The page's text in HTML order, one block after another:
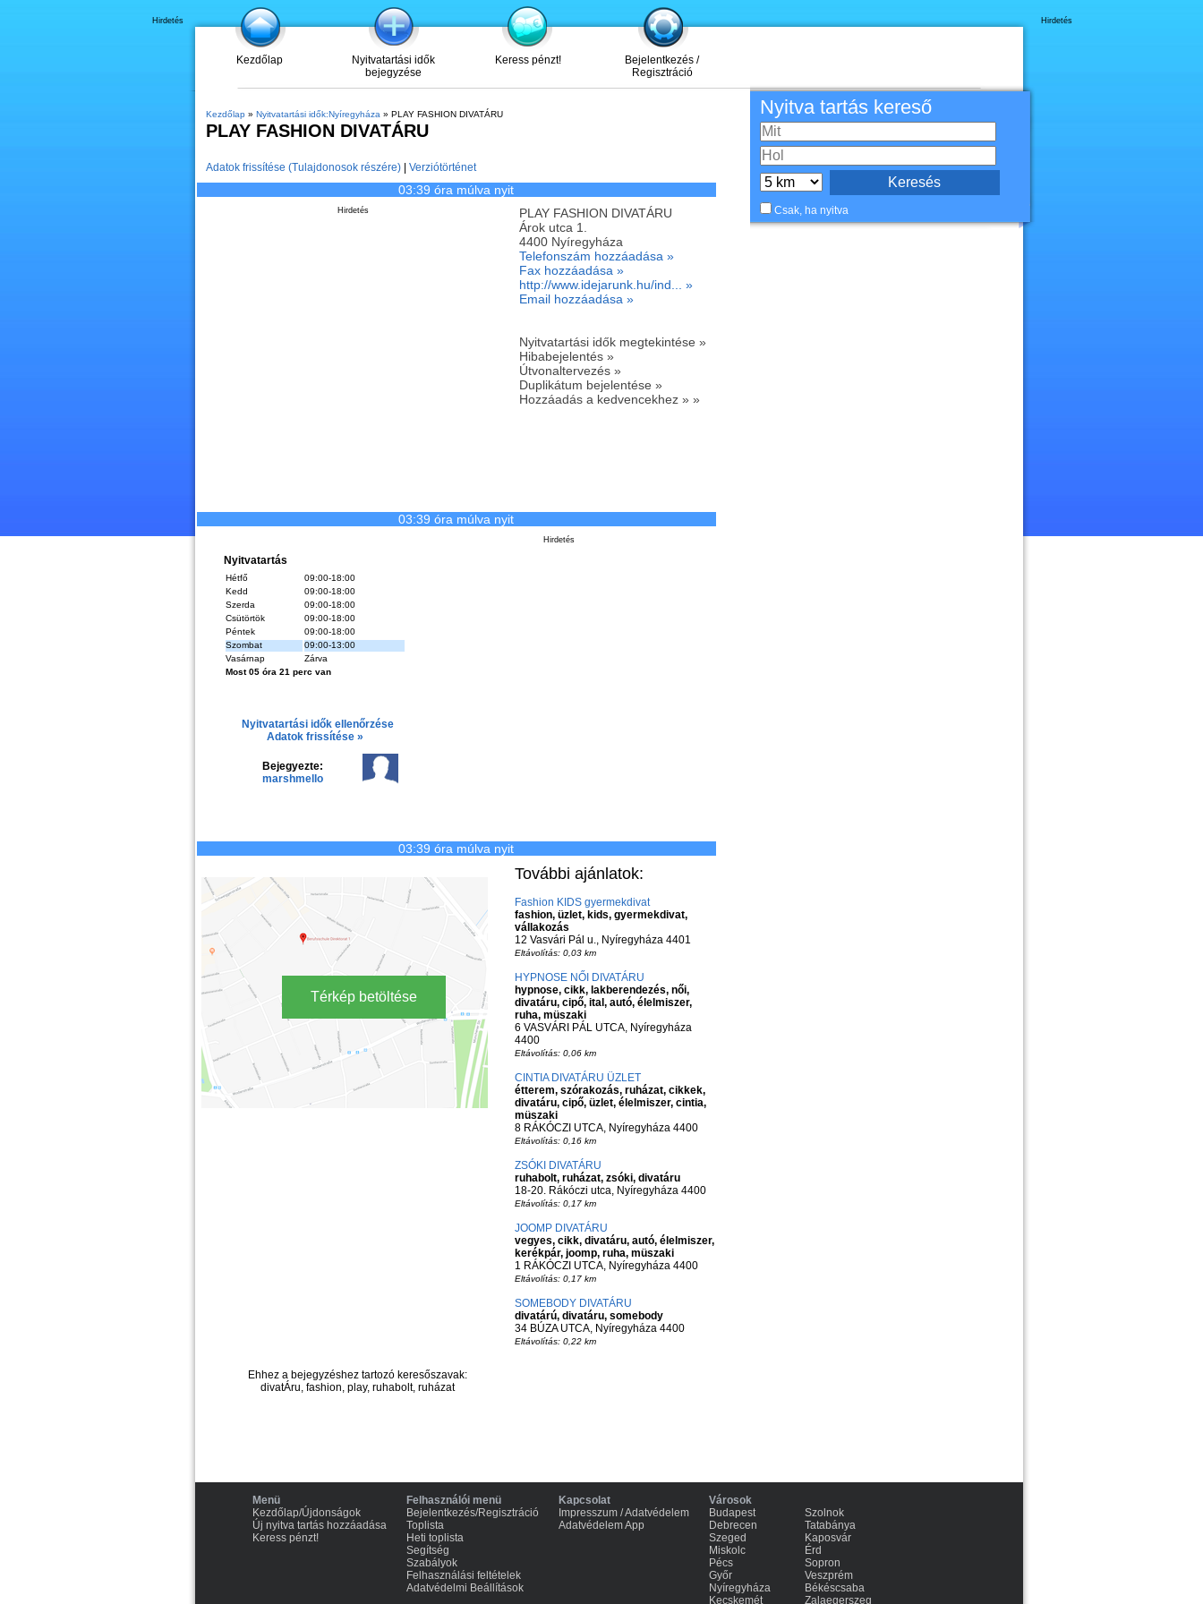
Kezdőlap
Nyitvatartási idők
bejegyzése
Keress pénzt!
Bejelentkezés /
Regisztráció
Hirdetés
Kezdőlap» Nyitvatartási idők:Nyíregyháza » PLAY FASHION DIVATÁRU
PLAY FASHION DIVATÁRU
Adatok frissítése (Tulajdonosok részére)| Verziótörténet
03:39 óra múlva nyit
PLAY FASHION DIVATÁRU
Árok utca 1.
4400 Nyíregyháza
Telefonszám hozzáadása »
Fax hozzáadása »
http://www.idejarunk.hu/ind... »
Email hozzáadása »
Nyitvatartási idők megtekintése »
Hibabejelentés »
Útvonaltervezés »
Duplikátum bejelentése »
Hozzáadás a kedvencekhez » »
Hirdetés
03:39 óra múlva nyit
Hirdetés
Nyitvatartás
Hétfő
09:00-18:00
Kedd
09:00-18:00
Szerda
09:00-18:00
Csütörtök
09:00-18:00
Péntek
09:00-18:00
Szombat
09:00-13:00
Vasárnap
Zárva
Most 05 óra 21 perc van
Nyitvatartási idők ellenőrzése
Adatok frissítése »
Bejegyezte:
marshmello
03:39 óra múlva nyit
Térkép betöltése
További ajánlatok:
Fashion KIDS gyermekdivat
fashion, üzlet, kids, gyermekdivat,
vállakozás
12 Vasvári Pál u., Nyíregyháza 4401
Eltávolítás: 0,03 km
HYPNOSE NŐI DIVATÁRU
hypnose, cikk, lakberendezés, női,
divatáru, cipő, ital, autó, élelmiszer,
ruha, müszaki
6 VASVÁRI PÁL UTCA, Nyíregyháza
4400
Eltávolítás: 0,06 km
CINTIA DIVATÁRU ÜZLET
étterem, szórakozás, ruházat, cikkek,
divatáru, cipő, üzlet, élelmiszer, cintia,
müszaki
8 RÁKÓCZI UTCA, Nyíregyháza 4400
Eltávolítás: 0,16 km
ZSÓKI DIVATÁRU
ruhabolt, ruházat, zsóki, divatáru
18-20. Rákóczi utca, Nyíregyháza 4400
Eltávolítás: 0,17 km
JOOMP DIVATÁRU
vegyes, cikk, divatáru, autó, élelmiszer,
kerékpár, joomp, ruha, müszaki
1 RÁKÓCZI UTCA, Nyíregyháza 4400
Eltávolítás: 0,17 km
SOMEBODY DIVATÁRU
divatárú, divatáru, somebody
34 BÚZA UTCA, Nyíregyháza 4400
Eltávolítás: 0,22 km
Ehhez a bejegyzéshez tartozó keresőszavak:
divatÁru, fashion, play, ruhabolt, ruházat
Hirdetés
Nyitva tartás kereső
Csak, ha nyitva
Menü
Kezdőlap/Újdonságok
Új nyitva tartás hozzáadása
Keress pénzt!
Felhasználói menü
Bejelentkezés/Regisztráció
Toplista
Heti toplista
Segítség
Szabályok
Felhasználási feltételek
Adatvédelmi Beállítások
Kapcsolat
Impresszum / Adatvédelem
Adatvédelem App
Városok
Budapest
Debrecen
Szeged
Miskolc
Pécs
Győr
Nyíregyháza
Kecskemét
Szolnok
Tatabánya
Kaposvár
Érd
Sopron
Veszprém
Békéscsaba
Zalaegerszeg